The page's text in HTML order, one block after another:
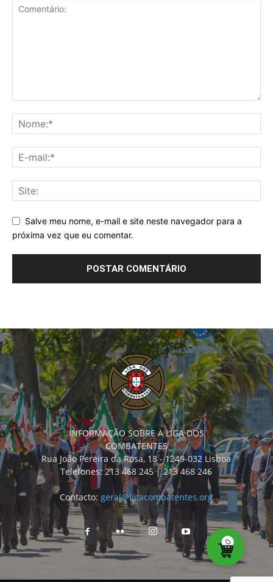
Salve meu nome, e-mail e site neste navegador para a
próxima vez que eu comentar.
INFORMAÇÃO SOBRE A LIGA DOS
COMBATENTES
Rua João Pereira da Rosa, 18 - 1249-032 Lisboa
Telefones: 213 468 245 | 213 468 246
Contacto:geral@ligacombatentes.org
0